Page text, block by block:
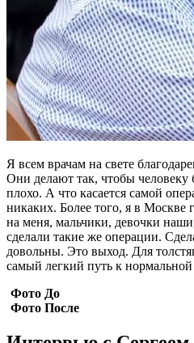
Я всем врачам на свете
Они делают так, чтобы человеку
плохо. А что касается самой
никаких. Более того, я в Москве
на меня, мальчики, девочки
сделали такие же операции.
довольны. Это выход. Для
самый легкий путь к
Фото До
Фото После